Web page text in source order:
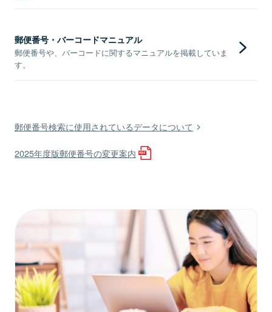
郵便番号・バーコードマニュアル
郵便番号や、バーコードに関するマニュアルを掲載していま
す。
郵便番号検索に使用されているデータについて
2025年度版郵便番号の変更案内